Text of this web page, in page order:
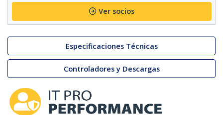
Ver socios
Especificaciones Técnicas
Controladores y Descargas